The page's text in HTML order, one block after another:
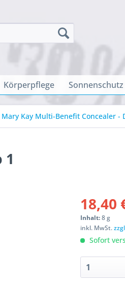
Körperpflege
Mary Kay Multi-Benefit Concealer -
18,40
Inhalt:8 g
inkl. MwSt.
Sofort